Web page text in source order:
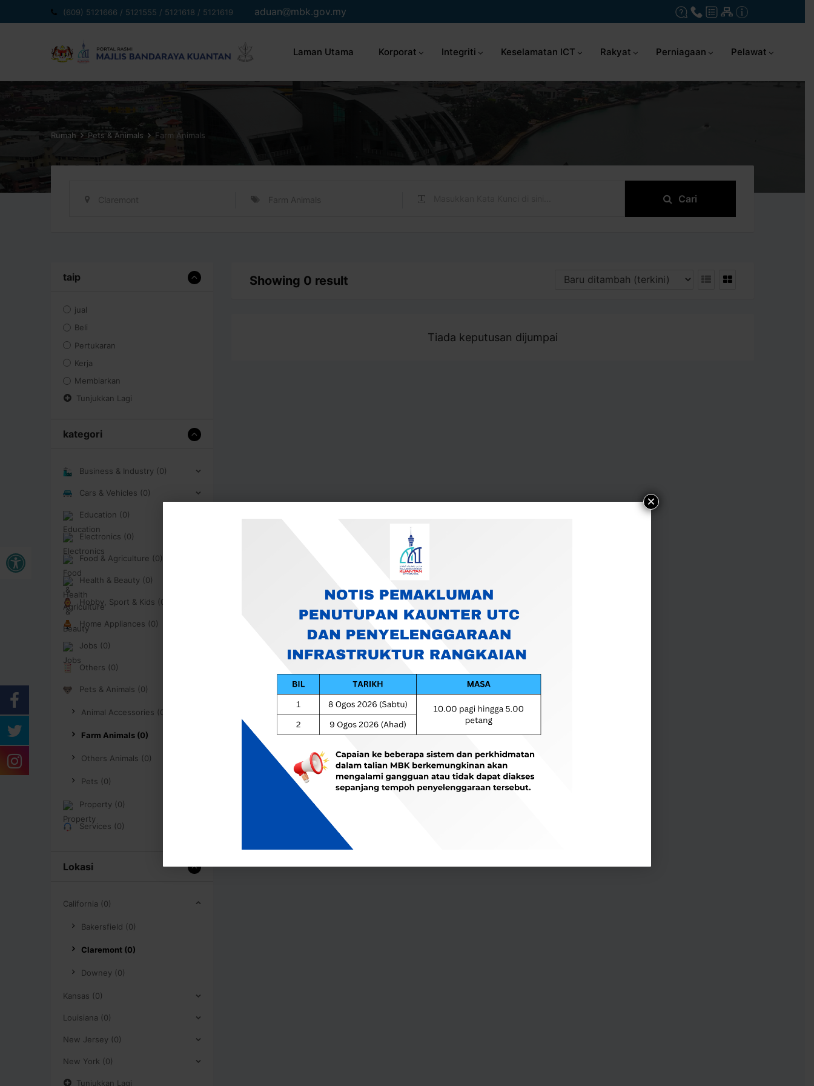
Buka bar alat
ke
(609) 5121666 / 5121555 / 5121618 / 5121619 aduan mbk.gov.my
Laman Utama Korporat Integriti Keselamatan ICT Rakyat Perniagaan Pelawat
Rumah Pets & Animals Farm Animals
Claremont Farm Animals Cari
taip
jual
Beli
Pertukaran
Kerja
Membiarkan
Tunjukkan Lagi
kategori
Business & Industry (0)
Cars & Vehicles (0)
Education (0)
Electronics (0)
Food & Agriculture (0)
Health & Beauty (0)
Hobby, Sport & Kids (0)
Home Appliances (0)
Jobs (0)
Others (0)
Pets & Animals (0)
Animal Accessories (0)
Farm Animals (0)
Others Animals (0)
Pets (0)
Property (0)
Services (0)
Lokasi
California (0)
Bakersfield (0)
Claremont (0)
Downey (0)
Kansas (0)
Louisiana (0)
New Jersey (0)
New York (0)
Tunjukkan Lagi
Showing 0 result
Tiada keputusan dijumpai
×